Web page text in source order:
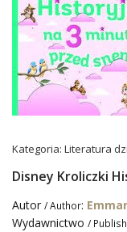
Kategoria: Literatura
Disney Kroliczki
Autor / Author:
Wydawnictwo /